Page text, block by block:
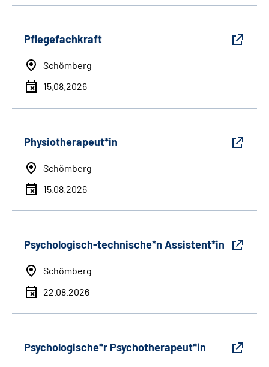
Pflegefachkraft
Schömberg
15.08.2026
Physiotherapeut*in
Schömberg
15.08.2026
Psychologisch-technische*n Assistent*in
Schömberg
22.08.2026
Psychologische*r Psychotherapeut*in